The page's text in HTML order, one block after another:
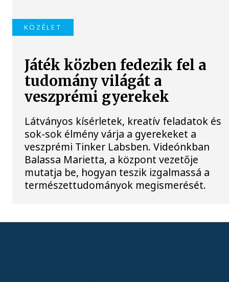
KÖZÉLET
Játék közben fedezik fel a
tudomány világát a
veszprémi gyerekek
Látványos kísérletek, kreatív feladatok és
sok-sok élmény várja a gyerekeket a
veszprémi Tinker Labsben. Videónkban
Balassa Marietta, a központ vezetője
mutatja be, hogyan teszik izgalmassá a
természettudományok megismerését.